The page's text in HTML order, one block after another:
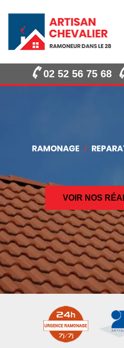
02 52 56 75 68
VOIR NOS